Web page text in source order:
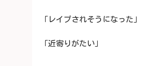
「レイプされそうになった」
「近寄りがたい」